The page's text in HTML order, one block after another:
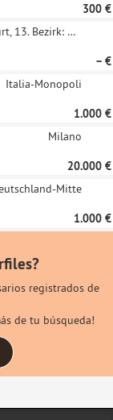
300 €
Klagenfurt, 13. Bezirk: Viktring
– €
Italia-Monopoli
1.000 €
Milano
20.000 €
Mitte
1.000 €
registrados de
de tu búsqueda!